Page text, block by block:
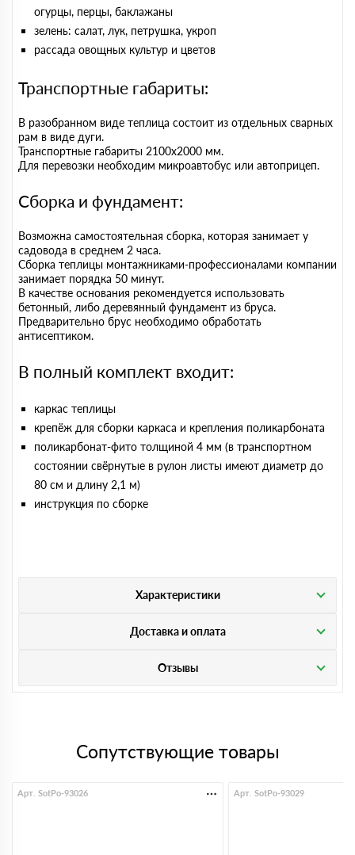
огурцы, перцы, баклажаны
зелень: салат, лук, петрушка, укроп
рассада овощных культур и цветов
Транспортные габариты:
В разобранном виде теплица состоит из отдельных сварных
рам в виде дуги.
Транспортные габариты 2100х2000 мм.
Для перевозки необходим микроавтобус или автоприцеп.
Сборка и фундамент:
Возможна самостоятельная сборка, которая занимает у
садовода в среднем 2 часа.
Сборка теплицы монтажниками-профессионалами компании
занимает порядка 50 минут.
В качестве основания рекомендуется использовать
бетонный, либо деревянный фундамент из бруса.
Предварительно брус необходимо обработать
антисептиком.
В полный комплект входит:
каркас теплицы
крепёж для сборки каркаса и крепления поликарбоната
поликарбонат-фито толщиной 4 мм (в транспортном
состоянии свёрнутые в рулон листы имеют диаметр до
80 см и длину 2,1 м)
инструкция по сборке
Характеристики
Доставка и оплата
Отзывы
Сопутствующие товары
Арт. SotPo-93026 Арт. SotPo-93029